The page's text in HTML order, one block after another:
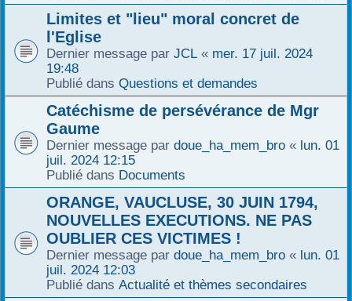
Limites et "lieu" moral concret de
l'Eglise
Dernier message par JCL « mer. 17 juil. 2024
19:48
Publié dans Questions et demandes
Catéchisme de persévérance de Mgr
Gaume
Dernier message par doue_ha_mem_bro « lun. 01
juil. 2024 12:15
Publié dans Documents
ORANGE, VAUCLUSE, 30 JUIN 1794,
NOUVELLES EXECUTIONS. NE PAS
OUBLIER CES VICTIMES !
Dernier message par doue_ha_mem_bro « lun. 01
juil. 2024 12:03
Publié dans Actualité et thèmes secondaires